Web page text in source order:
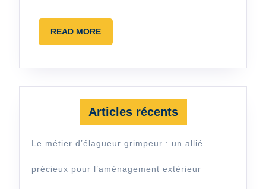
de
parquets
bois
READ MOREREAD
MORE
Articles récents
Le métier d’élagueur grimpeur : un allié
précieux pour l’aménagement extérieur